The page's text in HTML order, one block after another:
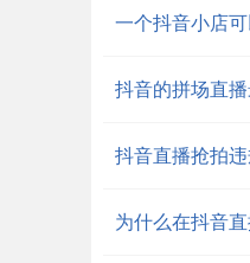
一个抖音小店
抖音的拼场直
抖音直播抢拍
为什么在抖音